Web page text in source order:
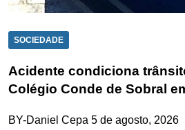
SOCIEDADE
Acidente condiciona
Colégio Conde de Sobral
BY-Daniel Cepa 5 de agosto, 2026